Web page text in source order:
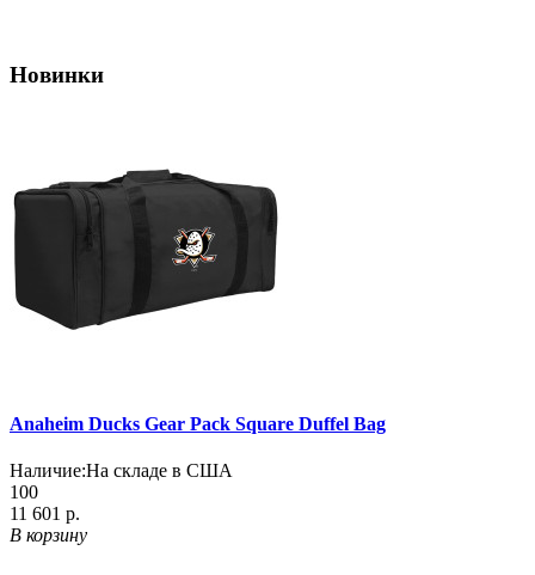
Новинки
Anaheim Ducks Gear Pack Square Duffel Bag
Наличие:На складе в США
100
11 601 р.
В корзину